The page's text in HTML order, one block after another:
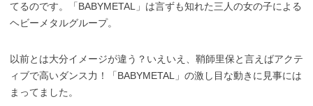
てるのです。「BABYMETAL」は言ずも知れた三人の女の子による
ヘビーメタルグループ。
以前とは大分イメージが違う？いえいえ、鞘師里保と言えばアクテ
ィブで高いダンス力！「BABYMETAL」の激し目な動きに見事には
まってました。